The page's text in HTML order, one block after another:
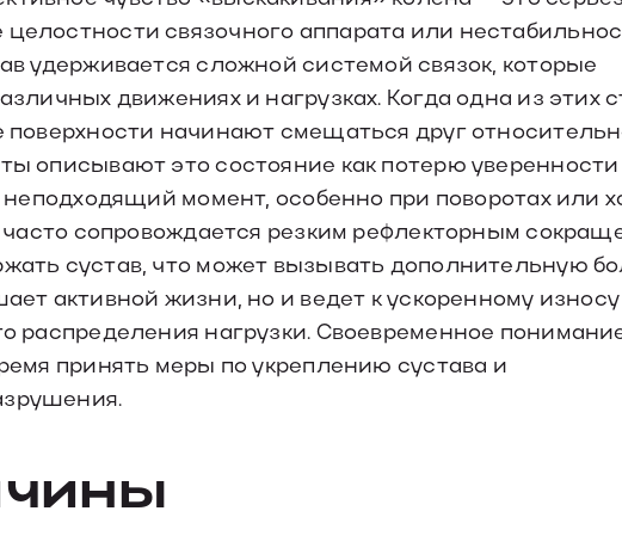
связочного аппарата или
удерживается сложной системой связок, которые
движениях и нагрузках. Когда одна из этих
начинают смещаться друг
описывают это состояние как потерю уверенности
момент, особенно при поворотах или
часто сопровождается резким рефлекторным
сустав, что может вызывать дополнительную
активной жизни, но и ведет к ускоренному износу
распределения нагрузки. Своевременное
принять меры по укреплению сустава и